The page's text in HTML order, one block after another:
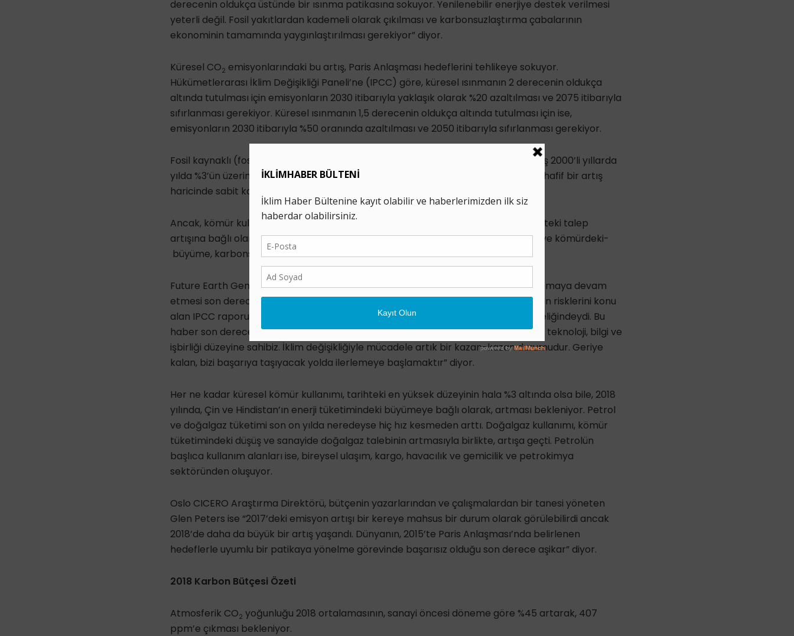
derecenin oldukça üstünde bir ısınma patikasına sokuyor. Yenilenebilir enerjiye destek verilmesi
yeterli değil. Fosil yakıtlardan kademeli olarak çıkılması ve karbonsuzlaştırma çabalarının
ekonominin tamamında yaygınlaştırılması gerekiyor” diyor.
Küresel CO2 emisyonlarındaki bu artış, Paris Anlaşması hedeflerini tehlikeye sokuyor.
Hükümetlerarası İklim Değişikliği Paneli’ne (IPCC) göre, küresel ısınmanın 2 derecenin oldukça
altında tutulması için emisyonların 2030 itibarıyla yaklaşık olarak %20 azaltılması ve 2075 itibarıyla
sıfırlanması gerekiyor. Küresel ısınmanın 1,5 derecenin oldukça altında tutulması için ise,
emisyonların 2030 itibarıyla %50 oranında azaltılması ve 2050 itibarıyla sıfırlanması gerekiyor.
Fosil kaynaklı (fosil yakıtlar, sanayi ve çimento) küresel CO
emisyonlarındaki artış 2000’li yıllarda
yılda %3’ün üzerinde seyrederken, 2010’lardan itibaren yavaşladı ve 2014-2016’da hafif bir artış
haricinde sabit kaldı.
Ancak, kömür kullanımındaki ve bireysel ulaşım, taşımacılık, havacılık ve gemicilikteki talep
artışına bağlı olarak yaşanan küresel enerjideki -ve özellikle de petrol, doğalgaz ve kömürdeki-
büyüme, karbonsuzlaştırma çabalarının önüne geçiyor.
Future Earth Genel Direktörü Amy Luers konu hakkında “Küresel emisyonların artmaya devam
etmesi son derece endişe verici. Kısa süre önce yayınlanan ve 1,5 derece ısınmanın risklerini konu
alan IPCC raporu, bilimsel araştırma yapan birçoğumuz için bile ciddi bir uyarı niteliğindeydi. Bu
haber son derece ağır bir haber zira emisyonlarımızı kat kat azaltmak için yeterli teknoloji, bilgi ve
işbirliği düzeyine sahibiz. İklim değişikliğiyle mücadele artık bir kazan-kazan durumudur. Geriye
kalan, bizi başarıya taşıyacak yolda ilerlemeye başlamaktır” diyor.
Her ne kadar küresel kömür kullanımı, tarihteki en yüksek düzeyinin hala %3 altında olsa bile, 2018
yılında, Çin ve Hindistan’ın enerji tüketimindeki büyümeye bağlı olarak, artması bekleniyor. Petrol
ve doğalgaz tüketimi son on yılda neredeyse hiç hız kesmeden arttı. Doğalgaz kullanımı, kömür
tüketimindeki düşüş ve sanayide doğalgaz talebinin artmasıyla birlikte, artışa geçti. Petrolün
başlıca kullanım alanları ise, bireysel ulaşım, kargo, havacılık ve gemicilik ve petrokimya
sektöründen oluşuyor.
Oslo CICERO Araştırma Direktörü, bütçenin yazarlarından ve çalışmalardan bir tanesi yöneten
Glen Peters ise “2017’deki emisyon artışı bir kereye mahsus bir durum olarak görülebilirdi ancak
2018’de daha da büyük bir artış yaşandı. Dünyanın, 2015’te Paris Anlaşması’nda belirlenen
hedeflerle uyumlu bir patikaya yönelme görevinde başarısız olduğu son derece aşikar” diyor.
2018 Karbon Bütçesi Özeti
Atmosferik CO2 yoğunluğu 2018 ortalamasının, sanayi öncesi döneme göre %45 artarak, 407
ppm’e çıkması bekleniyor.